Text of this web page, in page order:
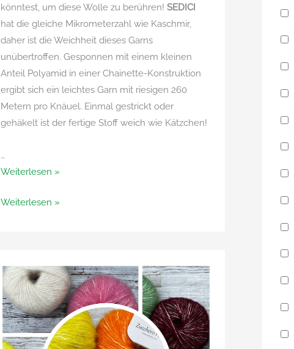
könntest, um diese Wolle zu berühren! SEDICI
hat die gleiche Mikrometerzahl wie Kaschmir,
daher ist die Weichheit dieses Garns
unübertroffen. Gesponnen mit einem kleinen
Anteil Polyamid in einer Chainette-Konstruktion
ergibt sich ein leichtes Garn mit riesigen 260
Metern pro Knäuel. Einmal gestrickt oder
gehäkelt ist der fertige Stoff weich wie Kätzchen!
…
Sedici
Adriafil
Weiterlesen »
Sedici
Weiterlesen »